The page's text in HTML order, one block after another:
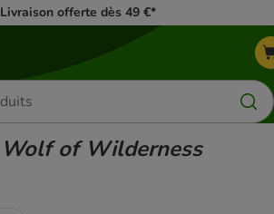
Livraison offerte dès 49 €*
Wolf of Wilderness